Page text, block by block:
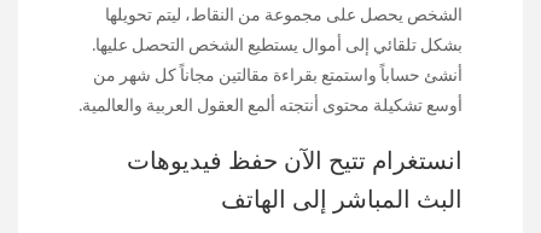
الشخص يحصل على مجموعة من النقاط، ليتم تحويلها
بشكل تلقائي إلى أموال يستطيع الشخص التحصل عليها.
أنشئ حساباً واستمتع بقراءة مقالتين مجاناً كل شهر من
أوسع تشكيلة محتوى أنتجته ألمع العقول العربية والعالمية.
انستغرام تتيح الآن حفظ فيديوهات
البث المباشر إلى الهاتف